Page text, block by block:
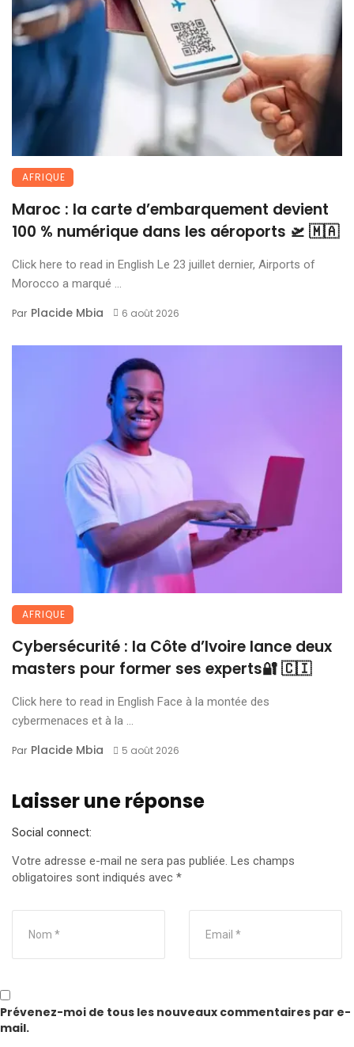
AFRIQUE
Maroc : la carte d’embarquement devient
100 % numérique dans les aéroports 🛫 🇲🇦
Click here to read in English Le 23 juillet dernier, Airports of
Morocco a marqué ...
Par Placide Mbia 6 août 2026
AFRIQUE
Cybersécurité : la Côte d’Ivoire lance deux
masters pour former ses experts🔐 🇨🇮
Click here to read in English Face à la montée des
cybermenaces et à la ...
Par Placide Mbia 5 août 2026
Laisser une réponse
Social connect:
Votre adresse e-mail ne sera pas publiée. Les champs
obligatoires sont indiqués avec *
Prévenez-moi de tous les nouveaux commentaires par e-
mail.